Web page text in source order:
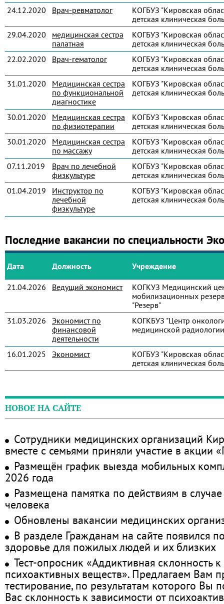
24.12.2020
Врач-ревматолог
КОГБУЗ "Кировская
детская клиническая
29.04.2020
медицинская сестра
палатная
КОГБУЗ "Кировская
детская клиническая
22.02.2020
Врач-гематолог
КОГБУЗ "Кировская
детская клиническая
31.01.2020
Медицинская сестра
по функциональной
диагностике
КОГБУЗ "Кировская
детская клиническая
30.01.2020
Медицинская сестра
по физиотерапии
КОГБУЗ "Кировская
детская клиническая
30.01.2020
Медицинская сестра
по массажу
КОГБУЗ "Кировская
детская клиническая
07.11.2019
Врач по лечебной
физкультуре
КОГБУЗ "Кировская
детская клиническая
01.04.2019
Инструктор по
лечебной
физкультуре
КОГБУЗ "Кировская
детская клиническая
Последние вакансии по специальности
Дата Должность Учреждение
21.04.2026 Ведущий экономист
КОГКУЗ Медицинский
мобилизационных
"Резерв"
31.03.2026
Экономист по
финансовой
деятельности
КОГКБУЗ "Центр
медицинской
16.01.2025 Экономист
КОГБУЗ "Кировская
детская клиническая
НОВОЕ НА САЙТЕ
Сотрудники медицинских организаций
вместе с семьями приняли участие в акции
Размещён график выезда мобильных
2026 года
Размещена памятка по действиям в
человека
Обновлены вакансии медицинских
В разделе Гражданам на сайте появился
здоровье для пожилых людей и их близких
Тест-опросник «Аддиктивная склонность
психоактивных веществ». Предлагаем Вам
тестирование, по результатам которого Вы
Вас склонность к зависимости от